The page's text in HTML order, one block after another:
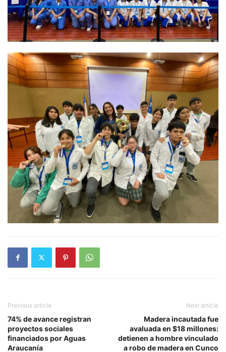
Previous article
74% de avance registran
proyectos sociales
financiados por Aguas
Araucanía
Next article
Madera incautada fue
avaluada en $18 millones:
detienen a hombre vinculado
a robo de madera en Cunco